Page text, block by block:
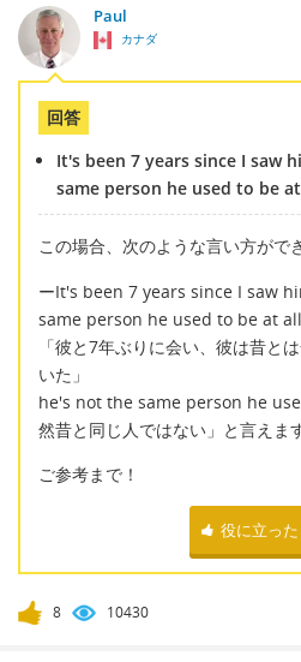
Paul
カナダ
回答
It's been 7 years since I saw
same person he used to be
この場合、次のような言い方がで
ーIt's been 7 years since I saw
same person he used to be at
「彼と7年ぶりに会い、彼は昔と
いた」
he's not the same person he
然昔と同じ人ではない」と言えます
ご参考まで！
役に立った
8 10430